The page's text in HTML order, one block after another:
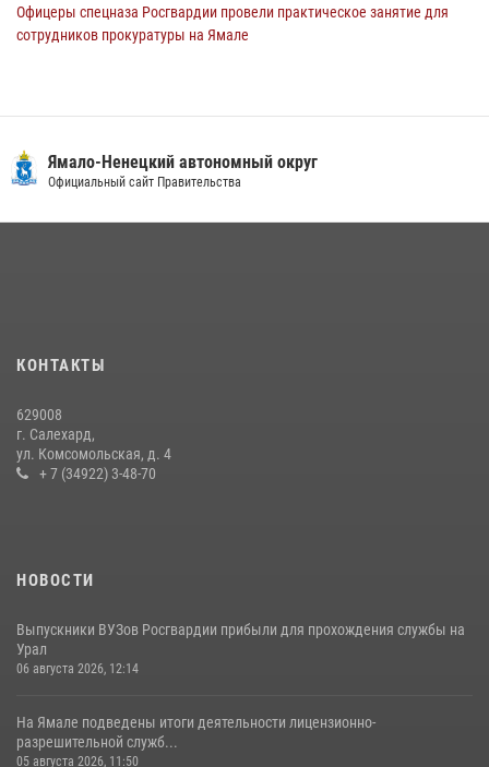
Офицеры спецназа Росгвардии провели практическое занятие для
сотрудников прокуратуры на Ямале
Сотрудники СОБР «Варк» повышают боевое мастерство на Ямале
Росгвардии за первое полугодие 2026 года
14 июля 2026, 06:53
Ямало-Ненецкий автономный округ
Официальный сайт Правительства
КОНТАКТЫ
629008
г. Салехард,
ул. Комсомольская, д. 4
+ 7 (34922) 3-48-70
НОВОСТИ
Выпускники ВУЗов Росгвардии прибыли для прохождения службы на
Урал
06 августа 2026, 12:14
На Ямале подведены итоги деятельности лицензионно-
разрешительной служб...
05 августа 2026, 11:50